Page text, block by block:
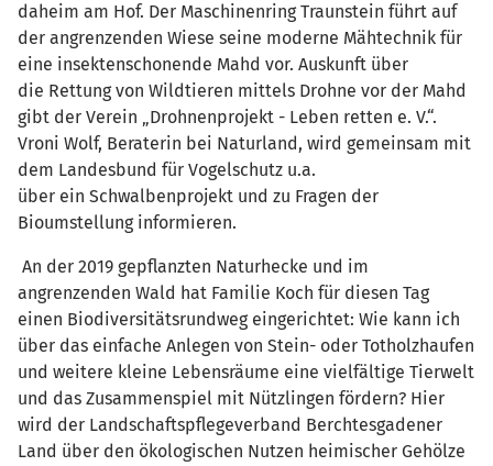
daheim am Hof. Der Maschinenring Traunstein führt auf
der angrenzenden Wiese seine moderne Mähtechnik für
eine insektenschonende Mahd vor. Auskunft über
die Rettung von Wildtieren mittels Drohne vor der Mahd
gibt der Verein „Drohnenprojekt - Leben retten e. V.“.
Vroni Wolf, Beraterin bei Naturland, wird gemeinsam mit
dem Landesbund für Vogelschutz u.a.
über ein Schwalbenprojekt und zu Fragen der
Bioumstellung informieren.
An der 2019 gepflanzten Naturhecke und im
angrenzenden Wald hat Familie Koch für diesen Tag
einen Biodiversitätsrundweg eingerichtet: Wie kann ich
über das einfache Anlegen von Stein- oder Totholzhaufen
und weitere kleine Lebensräume eine vielfältige Tierwelt
und das Zusammenspiel mit Nützlingen fördern? Hier
wird der Landschaftspflegeverband Berchtesgadener
Land über den ökologischen Nutzen heimischer Gehölze